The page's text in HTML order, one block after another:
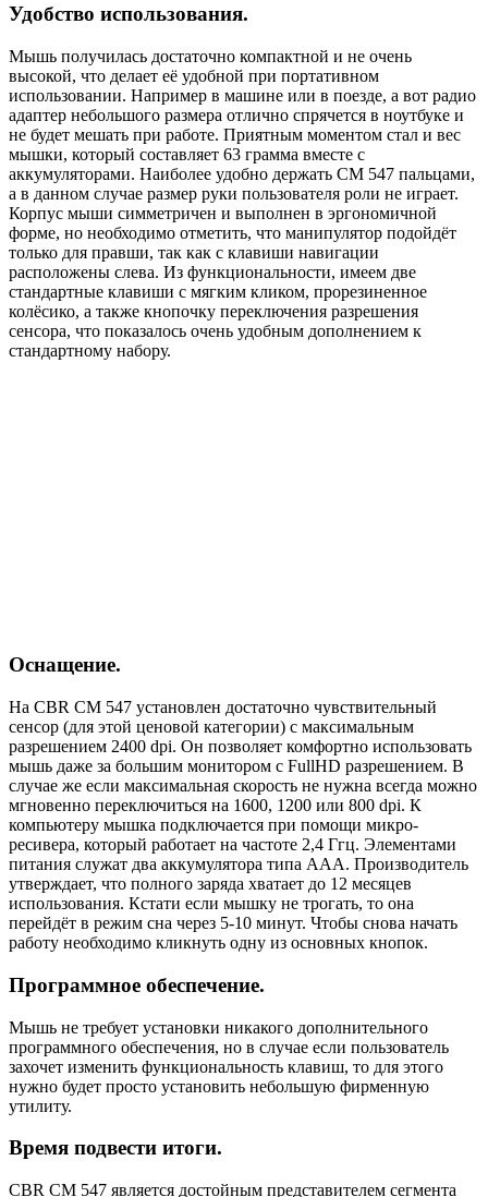
Удобство использования.
Мышь получилась достаточно компактной и не очень
высокой, что делает её удобной при портативном
использовании. Например в машине или в поезде, а вот радио
адаптер небольшого размера отлично спрячется в ноутбуке и
не будет мешать при работе. Приятным моментом стал и вес
мышки, который составляет 63 грамма вместе с
аккумуляторами. Наиболее удобно держать СМ 547 пальцами,
а в данном случае размер руки пользователя роли не играет.
Корпус мыши симметричен и выполнен в эргономичной
форме, но необходимо отметить, что манипулятор подойдёт
только для правши, так как с клавиши навигации
расположены слева. Из функциональности, имеем две
стандартные клавиши с мягким кликом, прорезиненное
колёсико, а также кнопочку переключения разрешения
сенсора, что показалось очень удобным дополнением к
стандартному набору.
Оснащение.
На CBR CM 547 установлен достаточно чувствительный
сенсор (для этой ценовой категории) с максимальным
разрешением 2400 dpi. Он позволяет комфортно использовать
мышь даже за большим монитором с FullHD разрешением. В
случае же если максимальная скорость не нужна всегда можно
мгновенно переключиться на 1600, 1200 или 800 dpi. К
компьютеру мышка подключается при помощи микро-
ресивера, который работает на частоте 2,4 Ггц. Элементами
питания служат два аккумулятора типа ААА. Производитель
утверждает, что полного заряда хватает до 12 месяцев
использования. Кстати если мышку не трогать, то она
перейдёт в режим сна через 5-10 минут. Чтобы снова начать
работу необходимо кликнуть одну из основных кнопок.
Программное обеспечение.
Мышь не требует установки никакого дополнительного
программного обеспечения, но в случае если пользователь
захочет изменить функциональность клавиш, то для этого
нужно будет просто установить небольшую фирменную
утилиту.
Время подвести итоги.
CBR CM 547 является достойным представителем сегмента